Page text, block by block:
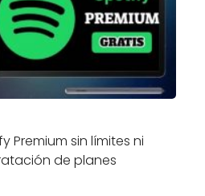
Premium sin límites ni
de planes